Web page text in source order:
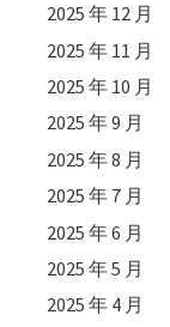
2025 年 12 月
2025 年 11 月
2025 年 10 月
2025 年 9 月
2025 年 8 月
2025 年 7 月
2025 年 6 月
2025 年 5 月
2025 年 4 月